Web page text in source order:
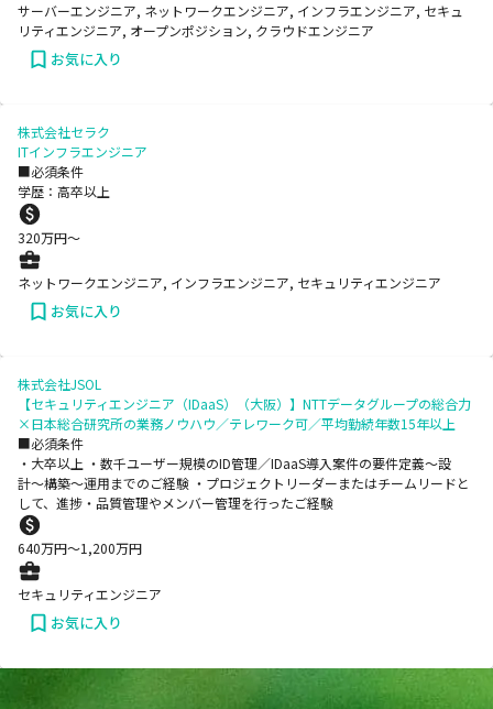
サーバーエンジニア, ネットワークエンジニア, インフラエンジニア, セキュ
リティエンジニア, オープンポジション, クラウドエンジニア
お気に入り
株式会社セラク
ITインフラエンジニア
■必須条件
学歴：高卒以上
320万円〜
ネットワークエンジニア, インフラエンジニア, セキュリティエンジニア
お気に入り
株式会社JSOL
【セキュリティエンジニア（IDaaS）（大阪）】NTTデータグループの総合力
×日本総合研究所の業務ノウハウ／テレワーク可／平均勤続年数15年以上
■必須条件
・大卒以上 ・数千ユーザー規模のID管理／IDaaS導入案件の要件定義〜設
計〜構築〜運用までのご経験 ・プロジェクトリーダーまたはチームリードと
して、進捗・品質管理やメンバー管理を行ったご経験
640万円〜1,200万円
セキュリティエンジニア
お気に入り